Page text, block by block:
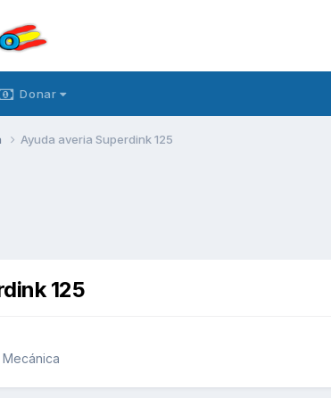
Donar
Ayuda averia Superdink 125
125
Mecánica